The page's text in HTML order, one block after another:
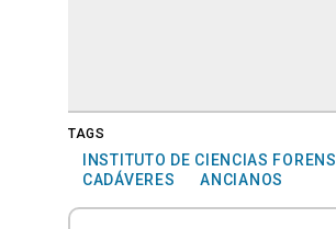
TAGS
INSTITUTO DE CIENCIAS
CADÁVERES
ANCIANOS